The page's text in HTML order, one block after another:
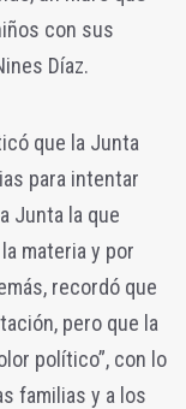
con sus
Díaz.
que la Junta
para intentar
Junta la que
materia y por
recordó que
pero que la
político”, con lo
familias y a los